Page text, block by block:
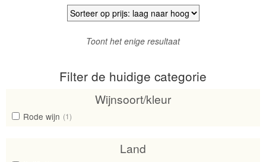
Toont het enige resultaat
Filter de huidige categorie
Wijnsoort/kleur
Rode wijn (1)
Land